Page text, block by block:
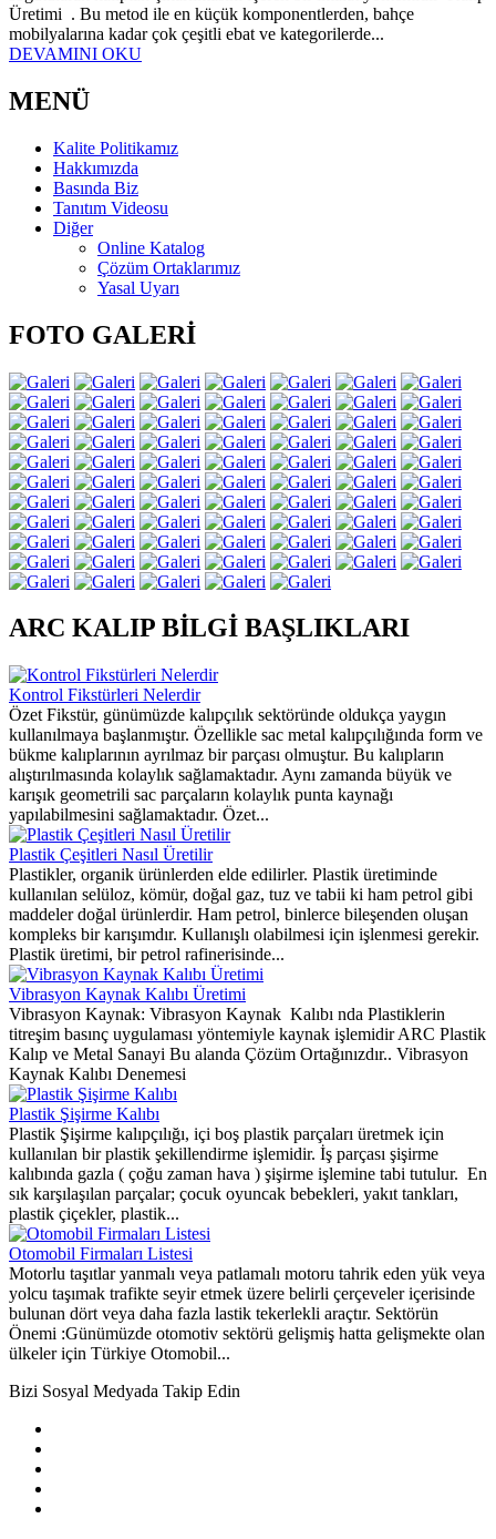
Üretimi . Bu metod ile en küçük komponentlerden, bahçe
mobilyalarına kadar çok çeşitli ebat ve kategorilerde...
DEVAMINI OKU
MENÜ
Kalite Politikamız
Hakkımızda
Basında Biz
Tanıtım Videosu
Diğer
Online Katalog
Çözüm Ortaklarımız
Yasal Uyarı
FOTO GALERİ
ARC KALIP BİLGİ BAŞLIKLARI
Kontrol Fikstürleri Nelerdir
Özet Fikstür, günümüzde kalıpçılık sektöründe oldukça yaygın
kullanılmaya başlanmıştır. Özellikle sac metal kalıpçılığında form ve
bükme kalıplarının ayrılmaz bir parçası olmuştur. Bu kalıpların
alıştırılmasında kolaylık sağlamaktadır. Aynı zamanda büyük ve
karışık geometrili sac parçaların kolaylık punta kaynağı
yapılabilmesini sağlamaktadır. Özet...
Plastik Çeşitleri Nasıl Üretilir
Plastikler, organik ürünlerden elde edilirler. Plastik üretiminde
kullanılan selüloz, kömür, doğal gaz, tuz ve tabii ki ham petrol gibi
maddeler doğal ürünlerdir. Ham petrol, binlerce bileşenden oluşan
kompleks bir karışımdır. Kullanışlı olabilmesi için işlenmesi gerekir.
Plastik üretimi, bir petrol rafinerisinde...
Vibrasyon Kaynak Kalıbı Üretimi
Vibrasyon Kaynak: Vibrasyon Kaynak Kalıbı nda Plastiklerin
titreşim basınç uygulaması yöntemiyle kaynak işlemidir ARC Plastik
Kalıp ve Metal Sanayi Bu alanda Çözüm Ortağınızdır.. Vibrasyon
Kaynak Kalıbı Denemesi
Plastik Şişirme Kalıbı
Plastik Şişirme kalıpçılığı, içi boş plastik parçaları üretmek için
kullanılan bir plastik şekillendirme işlemidir. İş parçası şişirme
kalıbında gazla ( çoğu zaman hava ) şişirme işlemine tabi tutulur. En
sık karşılaşılan parçalar; çocuk oyuncak bebekleri, yakıt tankları,
plastik çiçekler, plastik...
Otomobil Firmaları Listesi
Motorlu taşıtlar yanmalı veya patlamalı motoru tahrik eden yük veya
yolcu taşımak trafikte seyir etmek üzere belirli çerçeveler içerisinde
bulunan dört veya daha fazla lastik tekerlekli araçtır. Sektörün
Önemi :Günümüzde otomotiv sektörü gelişmiş hatta gelişmekte olan
ülkeler için Türkiye Otomobil...
Bizi Sosyal Medyada Takip Edin